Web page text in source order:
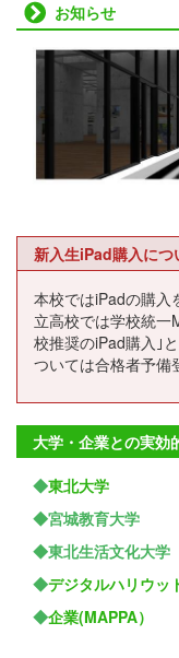
お知らせ
新入生iPad購入につ
本校ではiPadの購入
立高校では学校統一
校推奨のiPad購入｣
ついては合格者予備
大学・企業との実効
◆東北大学
◆宮城教育大学
◆東北生活文化大学
◆デジタルハリウッ
◆企業(MAPPA）